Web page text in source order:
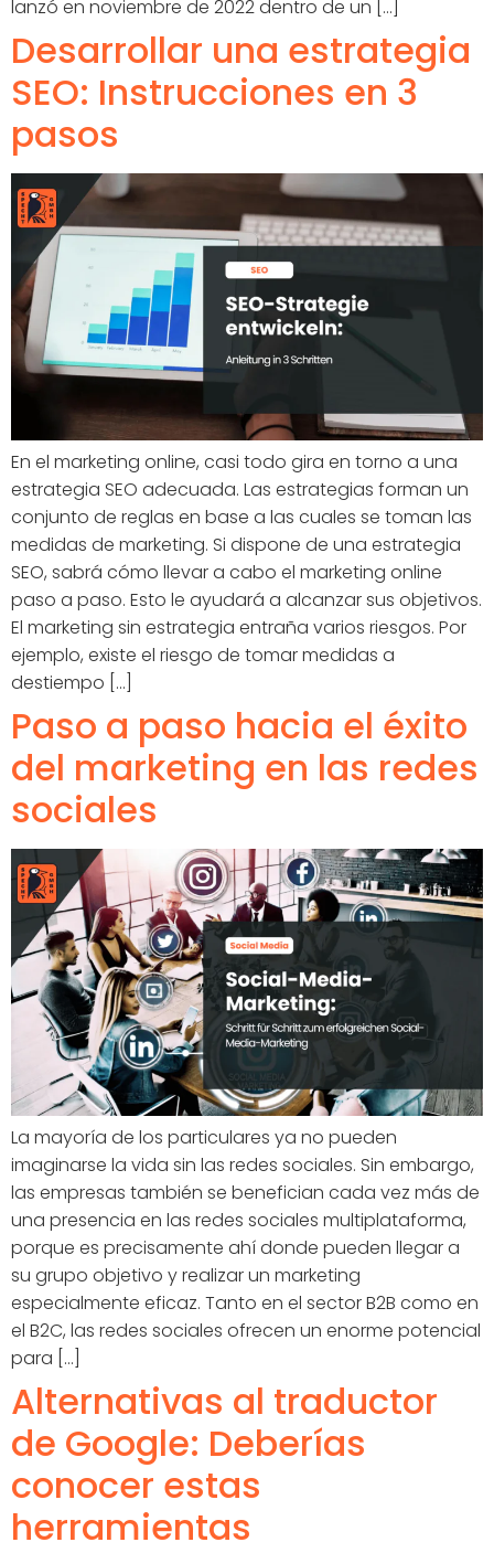
lanzó en noviembre de 2022 dentro de un [...]
Desarrollar una estrategia
SEO: Instrucciones en 3
pasos
En el marketing online, casi todo gira en torno a una
estrategia SEO adecuada. Las estrategias forman un
conjunto de reglas en base a las cuales se toman las
medidas de marketing. Si dispone de una estrategia
SEO, sabrá cómo llevar a cabo el marketing online
paso a paso. Esto le ayudará a alcanzar sus objetivos.
El marketing sin estrategia entraña varios riesgos. Por
ejemplo, existe el riesgo de tomar medidas a
destiempo [...]
Paso a paso hacia el éxito
del marketing en las redes
sociales
La mayoría de los particulares ya no pueden
imaginarse la vida sin las redes sociales. Sin embargo,
las empresas también se benefician cada vez más de
una presencia en las redes sociales multiplataforma,
porque es precisamente ahí donde pueden llegar a
su grupo objetivo y realizar un marketing
especialmente eficaz. Tanto en el sector B2B como en
el B2C, las redes sociales ofrecen un enorme potencial
para [...]
Alternativas al traductor
de Google: Deberías
conocer estas
herramientas